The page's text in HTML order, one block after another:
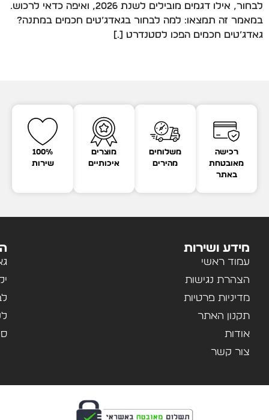
לבחור, אילו דגמים מובילים לשנת 2026, ואיפה כדאי לרכוש.
במאמר זה תמצאו: למה לבחור בגאדג’טים חכמים במתנה?
גאדג’טים חכמים הפכו לסטנדרט […]
רכישה
מאובטחת
באתר
משלוחים
מהירים
מוצרים
איכותיים
100%
שירות
מידע ושירות
עמוד ראשי
הצהרת נגישות
מדיניות פרטיות
תקנון האתר
אודות
צור קשר